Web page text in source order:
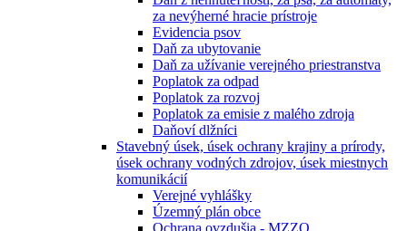
za nevýherné hracie prístroje
Evidencia psov
Daň za ubytovanie
Daň za užívanie verejného priestranstva
Poplatok za odpad
Poplatok za rozvoj
Poplatok za emisie z malého zdroja
Daňoví dlžníci
Stavebný úsek, úsek ochrany krajiny a prírody,
úsek ochrany vodných zdrojov, úsek miestnych
komunikácií
Verejné vyhlášky
Územný plán obce
Ochrana ovzdušia - MZZO